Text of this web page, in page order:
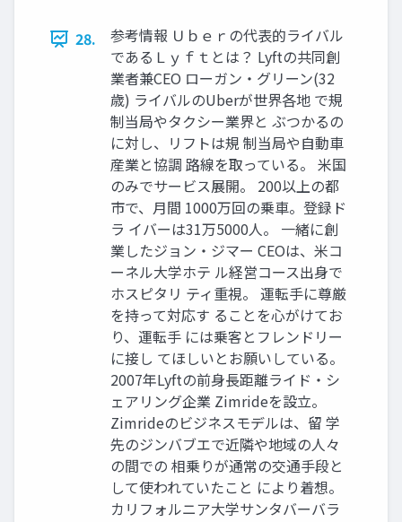
28.
参考情報 Ｕｂｅｒの代表的ライバル
であるＬｙｆｔとは？ Lyftの共同創
業者兼CEO ローガン・グリーン(32
歳) ライバルのUberが世界各地 で規
制当局やタクシー業界と ぶつかるの
に対し、リフトは規 制当局や自動車
産業と協調 路線を取っている。 米国
のみでサービス展開。 200以上の都
市で、月間 1000万回の乗車。登録ド
ラ イバーは31万5000人。 一緒に創
業したジョン・ジマー CEOは、米コ
ーネル大学ホテ ル経営コース出身で
ホスピタリ ティ重視。 運転手に尊厳
を持って対応す ることを心がけてお
り、運転手 には乗客とフレンドリー
に接し てほしいとお願いしている。
2007年Lyftの前身長距離ライド・シ
ェアリング企業 Zimrideを設立。
Zimrideのビジネスモデルは、留 学
先のジンバブエで近隣や地域の人々
の間での 相乗りが通常の交通手段と
して使われていたこと により着想。
カリフォルニア大学サンタバーバラ